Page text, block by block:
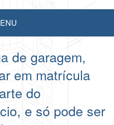
de garagem,
em matrícula
do
e só pode ser